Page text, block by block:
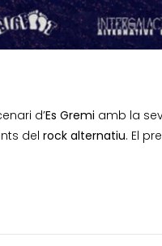
d’Es Gremi amb la
del rock alternatiu. El